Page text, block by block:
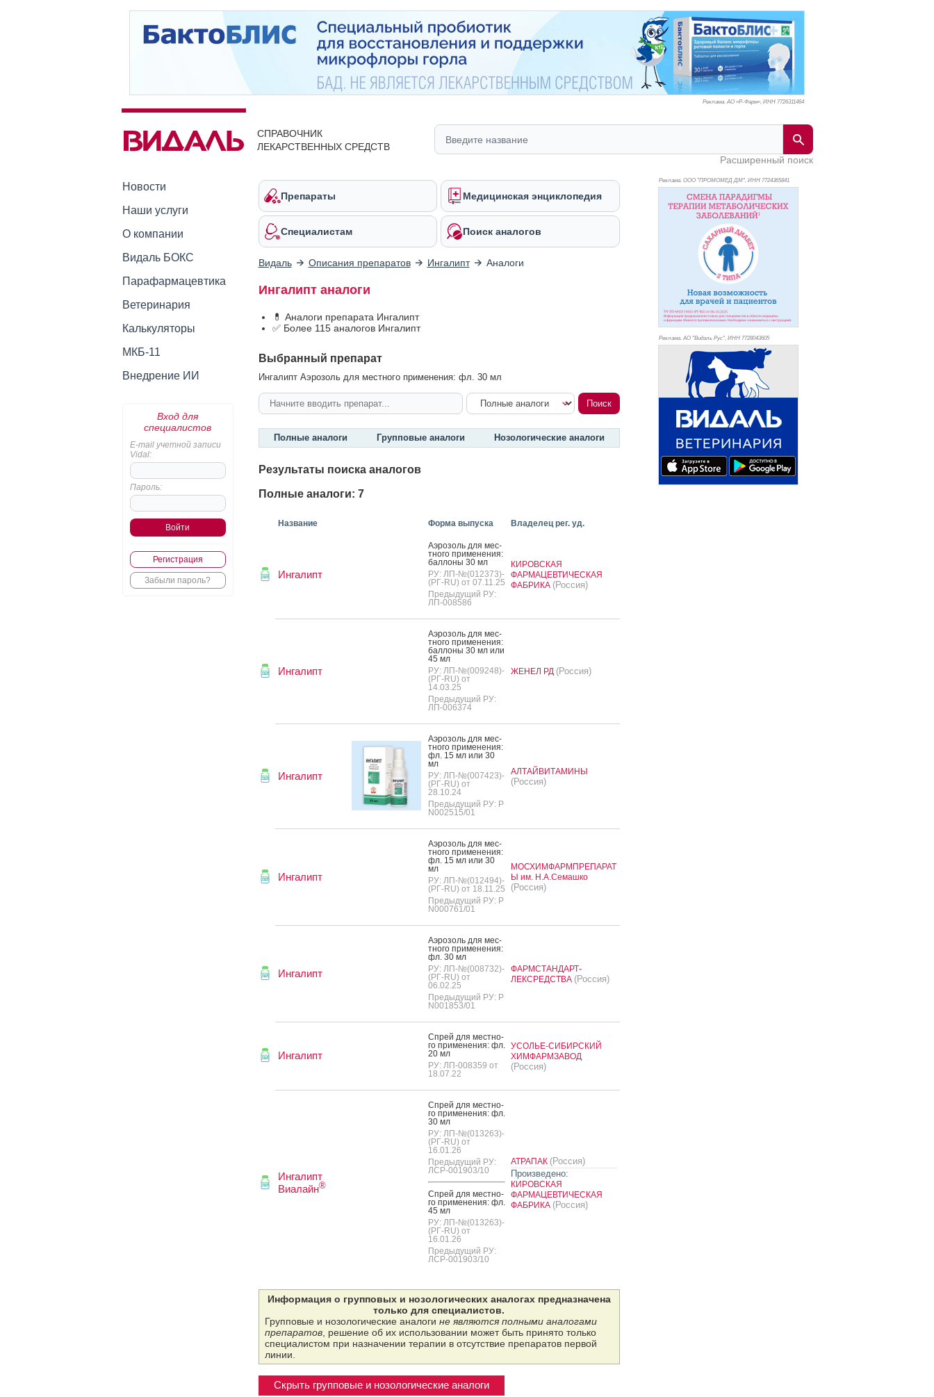
Реклама. АО «Р-Фарм», ИНН 7726311464
СПРАВОЧНИК
ЛЕКАРСТВЕННЫХ СРЕДСТВ
Расширенный поиск
Новости
Наши услуги
О компании
Видаль БОКС
Парафармацевтика
Ветеринария
Калькуляторы
МКБ-11
Внедрение ИИ
Вход для
специалистов
E-mail учетной записи
Vidal:
Пароль:
Регистрация
Забыли пароль?
Препараты Медицинская энциклопедия
Специалистам Поиск аналогов
Видаль Описания препаратов Ингалипт Аналоги
Ингалипт аналоги
💊 Аналоги препарата Ингалипт
✅ Более 115 аналогов Ингалипт
Выбранный препарат
Ингалипт Аэрозоль для местного применения: фл. 30 мл
Полные аналоги Групповые аналоги Нозологические аналоги
Результаты поиска аналогов
Полные аналоги: 7
Название Форма выпуска Владелец рег. уд.
Ингалипт
А­эро­золь для мес­
тно­го при­мене­ния:
бал­ло­ны 30 мл
РУ: ЛП-№(012373)-
(РГ-RU) от 07.11.25
Предыдущий РУ:
ЛП-008586
КИРОВСКАЯ
ФАРМАЦЕВТИЧЕСКАЯ
ФАБРИКА (Россия)
Ингалипт
А­эро­золь для мес­
тно­го при­мене­ния:
бал­ло­ны 30 мл или
45 мл
РУ: ЛП-№(009248)-
(РГ-RU) от
14.03.25
Предыдущий РУ:
ЛП-006374
ЖЕНЕЛ РД (Россия)
Ингалипт
А­эро­золь для мес­
тно­го при­мене­ния:
фл. 15 мл или 30
мл
РУ: ЛП-№(007423)-
(РГ-RU) от
28.10.24
Предыдущий РУ: Р
N002515/01
АЛТАЙВИТАМИНЫ
(Россия)
Ингалипт
А­эро­золь для мес­
тно­го при­мене­ния:
фл. 15 мл или 30
мл
РУ: ЛП-№(012494)-
(РГ-RU) от 18.11.25
Предыдущий РУ: Р
N000761/01
МОСХИМФАРМПРЕПАРАТ
Ы им. Н.А.Семашко
(Россия)
Ингалипт
А­эро­золь для мес­
тно­го при­мене­ния:
фл. 30 мл
РУ: ЛП-№(008732)-
(РГ-RU) от
06.02.25
Предыдущий РУ: Р
N001853/01
ФАРМСТАНДАРТ-
ЛЕКСРЕДСТВА (Россия)
Ингалипт
Спрей для мес­тно­
го при­мене­ния: фл.
20 мл
РУ: ЛП-008359 от
18.07.22
УСОЛЬЕ-СИБИРСКИЙ
ХИМФАРМЗАВОД
(Россия)
Ингалипт
Виалайн®
Спрей для мес­тно­
го при­мене­ния: фл.
30 мл
РУ: ЛП-№(013263)-
(РГ-RU) от
16.01.26
Предыдущий РУ:
ЛСР-001903/10
Спрей для мес­тно­
го при­мене­ния: фл.
45 мл
РУ: ЛП-№(013263)-
(РГ-RU) от
16.01.26
Предыдущий РУ:
ЛСР-001903/10
АТРАПАК (Россия)
Произведено:
КИРОВСКАЯ
ФАРМАЦЕВТИЧЕСКАЯ
ФАБРИКА (Россия)
Информация о групповых и нозологических аналогах предназначена
только для специалистов.
Групповые и нозологические аналоги не являются полными аналогами
препаратов, решение об их использовании может быть принято только
специалистом при назначении терапии в отсутствие препаратов первой
линии.
Скрыть групповые и нозологические аналоги
Реклама. ООО "ПРОМОМЕД ДМ", ИНН 7724365841
Реклама. АО "Видаль Рус", ИНН 7728043605